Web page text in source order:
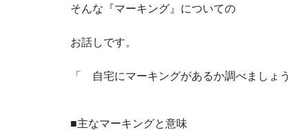
そんな『マーキング』についての
お話しです。
「 自宅にマーキングがあるか調べま
■主なマーキングと意味